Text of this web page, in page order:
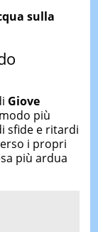
sulla
Giove
più
sfide e ritardi
i propri
più ardua